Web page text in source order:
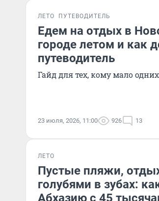
ЛЕТО ПУТЕВОДИТЕЛЬ
Едем на отдых в
городе летом и как
путеводитель
Гайд для тех, кому мало
23 июля, 2026, 11:00 926 13
ЛЕТО
Пустые пляжи,
голубями в зубах:
Абхазию с 45